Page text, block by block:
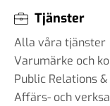
Tjänster
Alla våra tjänster
Varumärke och
Public Relations
Affärs- och